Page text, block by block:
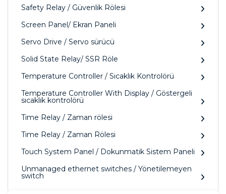
Safety Relay / Güvenlik Rölesi
Screen Panel/ Ekran Paneli
Servo Drive / Servo sürücü
Solid State Relay/ SSR Röle
Temperature Controller / Sıcaklık Kontrolörü
Temperature Controller With Display / Göstergeli
sıcaklık kontrolörü
Time Relay / Zaman rölesi
Time Relay / Zaman Rölesi
Touch System Panel / Dokunmatik Sistem Paneli
Unmanaged ethernet switches / Yönetilemeyen
switch